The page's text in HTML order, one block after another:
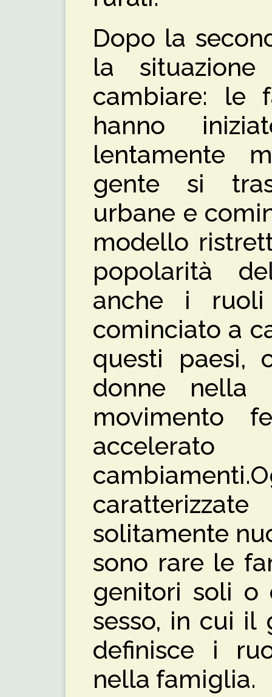
Dopo la
la
cambiare: le
hanno
lentamente
gente si
urbane e
modello
popolarità
anche i
cominciato a
questi paesi,
donne
movimento
solitamente
sono rare le
genitori soli o
sesso, in cui il
definisce i
nella famiglia.